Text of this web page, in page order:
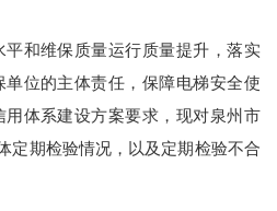
和维保质量运行质量提升，落实
位的主体责任，保障电梯安全使
体系建设方案要求，现对泉州市
定期检验情况，以及定期检验不合